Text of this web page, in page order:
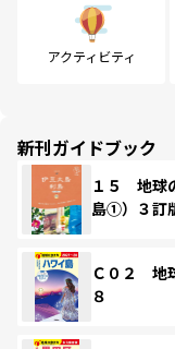
アクティビティ
新刊ガイドブック
１５ 地球
島①）３訂
Ｃ０２ 地
８